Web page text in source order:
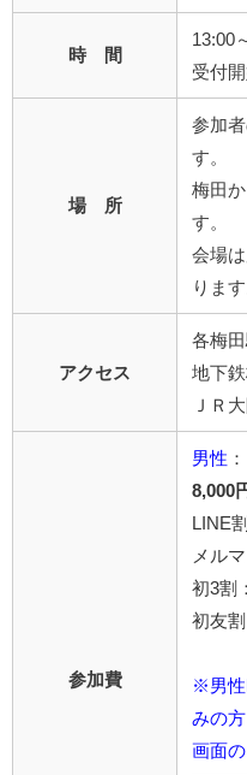
時 間
13:00
受付
場 所
参加
す。
梅田
す。
会場
ります
アクセス
各梅
地下
ＪＲ
参加費
男性 ：
8,000
LINE
メル
初3割：
初友割
※男性
みの
画面の